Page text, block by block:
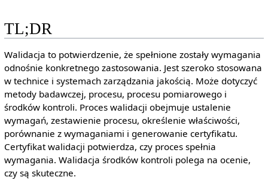
TL;DR
Walidacja to potwierdzenie, że spełnione zostały wymagania
odnośnie konkretnego zastosowania. Jest szeroko stosowana
w technice i systemach zarządzania jakością. Może dotyczyć
metody badawczej, procesu, procesu pomiarowego i
środków kontroli. Proces walidacji obejmuje ustalenie
wymagań, zestawienie procesu, określenie właściwości,
porównanie z wymaganiami i generowanie certyfikatu.
Certyfikat walidacji potwierdza, czy proces spełnia
wymagania. Walidacja środków kontroli polega na ocenie,
czy są skuteczne.